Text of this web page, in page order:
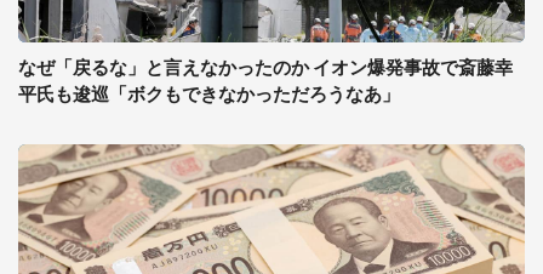
なぜ「戻るな」と言えなかったのか イオン爆発事故で斎藤幸
平氏も逡巡「ボクもできなかっただろうなあ」